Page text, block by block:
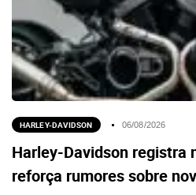
HARLEY-DAVIDSON 06/08/2026
Harley-Davidson registra
reforça rumores sobre